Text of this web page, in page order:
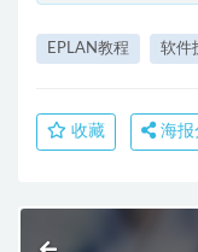
EPLAN教程 软件
收藏 海报